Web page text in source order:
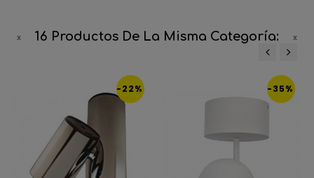
16 Productos De La Misma Categoría:
-22% -35%